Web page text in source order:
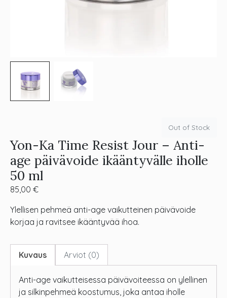
Out of Stock
Yon-Ka Time Resist Jour – Anti-
age päivävoide ikääntyvälle iholle
50 ml
85,00 €
Ylellisen pehmeä anti-age vaikutteinen päivävoide
korjaa ja ravitsee ikääntyvää ihoa.
Kuvaus Arviot (0)
Anti-age vaikutteisessa päivävoiteessa on ylellinen
ja silkinpehmeä koostumus, joka antaa iholle